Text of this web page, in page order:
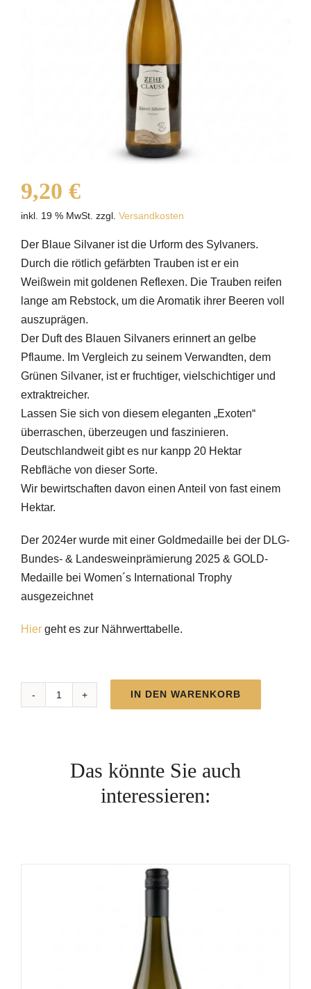
VERANSTALTUNGEN
KONTAKT | ÖFFNUNGSZEITEN
SHOP
9,20 €
inkl. 19 % MwSt. zzgl. Versandkosten
Der Blaue Silvaner ist die Urform des Sylvaners.
Durch die rötlich gefärbten Trauben ist er ein
Weißwein mit goldenen Reflexen. Die Trauben reifen
lange am Rebstock, um die Aromatik ihrer Beeren voll
auszuprägen.
Der Duft des Blauen Silvaners erinnert an gelbe
Pflaume. Im Vergleich zu seinem Verwandten, dem
Grünen Silvaner, ist er fruchtiger, vielschichtiger und
extraktreicher.
Lassen Sie sich von diesem eleganten „Exoten“
überraschen, überzeugen und faszinieren.
Deutschlandweit gibt es nur kanpp 20 Hektar
Rebfläche von dieser Sorte.
Wir bewirtschaften davon einen Anteil von fast einem
Hektar.
Der 2024er wurde mit einer Goldmedaille bei der DLG-
Bundes- & Landesweinprämierung 2025 & GOLD-
Medaille bei Women´s International Trophy
ausgezeichnet
Hiergeht es zur Nährwerttabelle.
IN DEN WARENKORB
Das könnte Sie auch
interessieren: